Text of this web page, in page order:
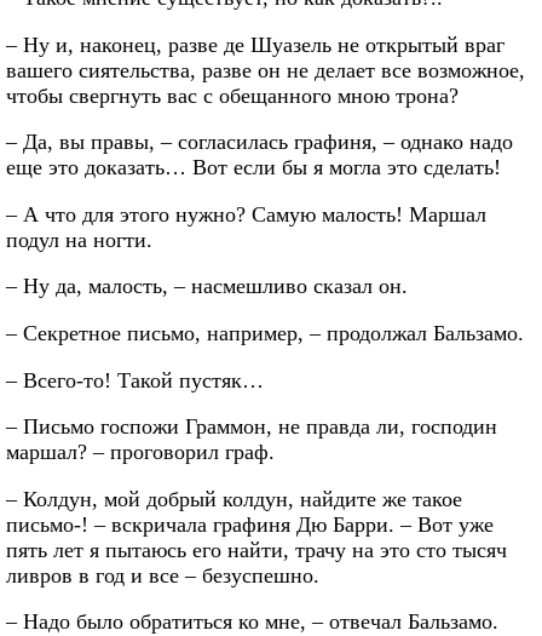
– Ну и, наконец, разве де Шуазель не открытый враг
вашего сиятельства, разве он не делает все возможное,
чтобы свергнуть вас с обещанного мною трона?
– Да, вы правы, – согласилась графиня, – однако надо
еще это доказать… Вот если бы я могла это сделать!
– А что для этого нужно? Самую малость! Маршал
подул на ногти.
– Ну да, малость, – насмешливо сказал он.
– Секретное письмо, например, – продолжал Бальзамо.
– Всего-то! Такой пустяк…
– Письмо госпожи Граммон, не правда ли, господин
маршал? – проговорил граф.
– Колдун, мой добрый колдун, найдите же такое
письмо-! – вскричала графиня Дю Барри. – Вот уже
пять лет я пытаюсь его найти, трачу на это сто тысяч
ливров в год и все – безуспешно.
– Надо было обратиться ко мне, – отвечал Бальзамо.